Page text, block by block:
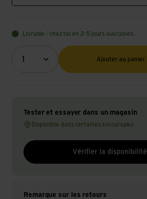
Livrable - chez toi en 2-5 jours ouvrables.
1
Quantité (optionnel)
Ajouter au panier
Tester et essayer dans un magasin
Disponible dans certaines succursales
Vérifier la disponibilité
Remarque sur les retours